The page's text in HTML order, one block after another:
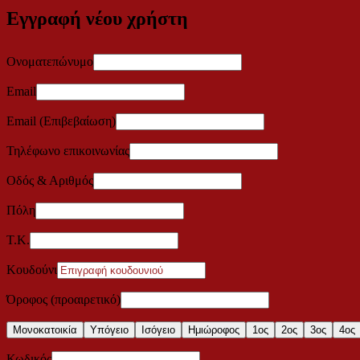
Εγγραφή νέου χρήστη
Ονοματεπώνυμο
Email
Email (Επιβεβαίωση)
Τηλέφωνο επικοινωνίας
Οδός & Αριθμός
Πόλη
Τ.Κ.
Κουδούνι
Όροφος (προαιρετικό)
Μονοκατοικία Υπόγειο Ισόγειο Ημιώροφος 1ος 2ος 3ος 4ος